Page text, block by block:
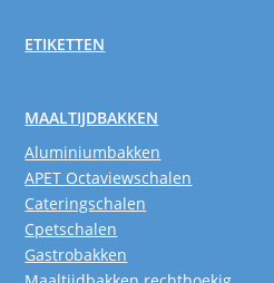
ETIKETTEN
MAALTIJDBAKKEN
Aluminiumbakken
APET Octaviewschalen
Cateringschalen
Cpetschalen
Gastrobakken